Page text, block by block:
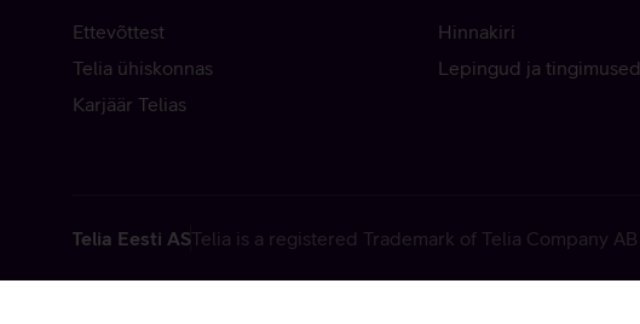
Ettevõttest
Telia ühiskonnas
Karjäär Telias
Hinnakiri
Lepingud ja tingimused
Telia Eesti ASTelia is a registered Trademark of Telia Company AB